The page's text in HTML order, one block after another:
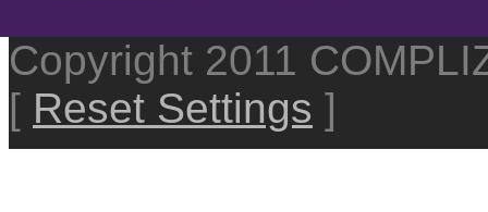
Copyright 2011
[ Reset Settings ]